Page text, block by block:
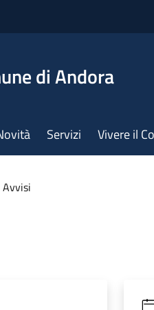
di Andora
Servizi Vivere il
Avvisi